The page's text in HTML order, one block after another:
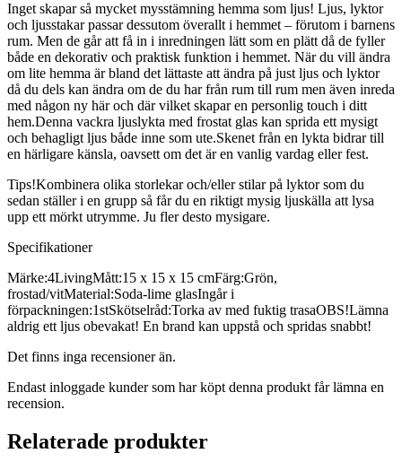
Inget skapar så mycket mysstämning hemma som ljus! Ljus, lyktor
och ljusstakar passar dessutom överallt i hemmet – förutom i barnens
rum. Men de går att få in i inredningen lätt som en plätt då de fyller
både en dekorativ och praktisk funktion i hemmet. När du vill ändra
om lite hemma är bland det lättaste att ändra på just ljus och lyktor
då du dels kan ändra om de du har från rum till rum men även inreda
med någon ny här och där vilket skapar en personlig touch i ditt
hem.Denna vackra ljuslykta med frostat glas kan sprida ett mysigt
och behagligt ljus både inne som ute.Skenet från en lykta bidrar till
en härligare känsla, oavsett om det är en vanlig vardag eller fest.
Tips!Kombinera olika storlekar och/eller stilar på lyktor som du
sedan ställer i en grupp så får du en riktigt mysig ljuskälla att lysa
upp ett mörkt utrymme. Ju fler desto mysigare.
Specifikationer
Märke:4LivingMått:15 x 15 x 15 cmFärg:Grön,
frostad/vitMaterial:Soda-lime glasIngår i
förpackningen:1stSkötselråd:Torka av med fuktig trasaOBS!Lämna
aldrig ett ljus obevakat! En brand kan uppstå och spridas snabbt!
Det finns inga recensioner än.
Endast inloggade kunder som har köpt denna produkt får lämna en
recension.
Relaterade produkter